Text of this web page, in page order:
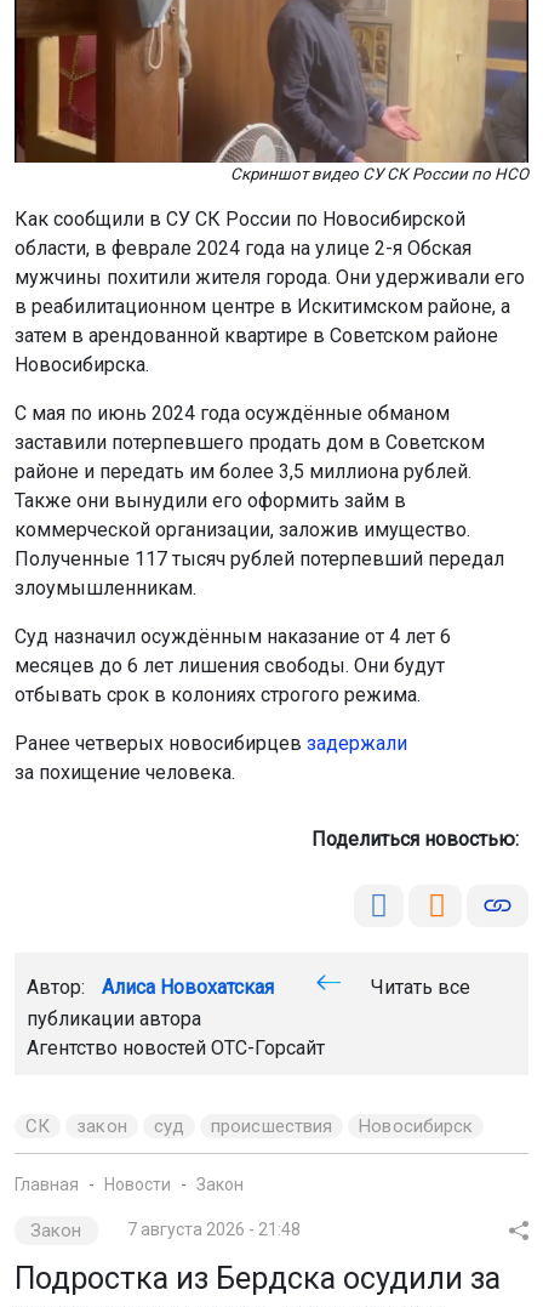
Скриншот видео СУ СК России по НСО
Как сообщили в СУ СК России по Новосибирской
области, в феврале 2024 года на улице 2-я Обская
мужчины похитили жителя города. Они удерживали его
в реабилитационном центре в Искитимском районе, а
затем в арендованной квартире в Советском районе
Новосибирска.
С мая по июнь 2024 года осуждённые обманом
заставили потерпевшего продать дом в Советском
районе и передать им более 3,5 миллиона рублей.
Также они вынудили его оформить займ в
коммерческой организации, заложив имущество.
Полученные 117 тысяч рублей потерпевший передал
злоумышленникам.
Суд назначил осуждённым наказание от 4 лет 6
месяцев до 6 лет лишения свободы. Они будут
отбывать срок в колониях строгого режима.
Ранее четверых новосибирцев задержали
за похищение человека.
Поделиться новостью:
Автор: Алиса Новохатская
Читать все
публикации автора
Агентство новостей ОТС-Горсайт
СК закон суд происшествия Новосибирск
Главная Новости Закон
Закон 7 августа 2026 - 21:48
Подростка из Бердска осудили за